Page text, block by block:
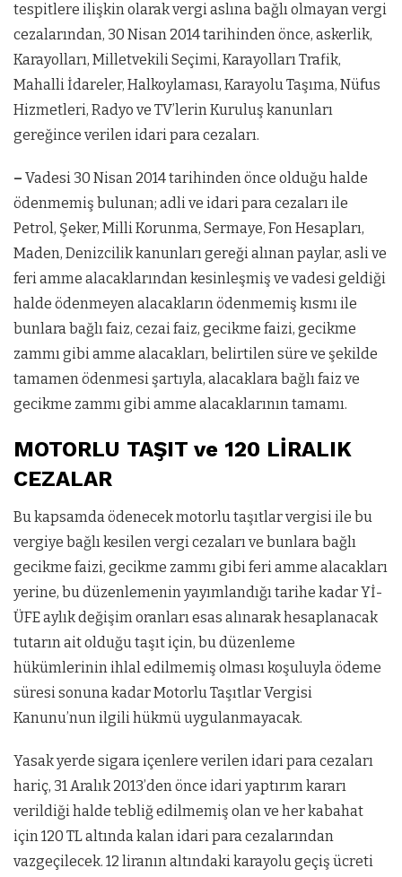
tespitlere ilişkin olarak vergi aslına bağlı olmayan vergi
cezalarından, 30 Nisan 2014 tarihinden önce, askerlik,
Karayolları, Milletvekili Seçimi, Karayolları Trafik,
Mahalli İdareler, Halkoylaması, Karayolu Taşıma, Nüfus
Hizmetleri, Radyo ve TV’lerin Kuruluş kanunları
gereğince verilen idari para cezaları.
– Vadesi 30 Nisan 2014 tarihinden önce olduğu halde
ödenmemiş bulunan; adli ve idari para cezaları ile
Petrol, Şeker, Milli Korunma, Sermaye, Fon Hesapları,
Maden, Denizcilik kanunları gereği alınan paylar, asli ve
feri amme alacaklarından kesinleşmiş ve vadesi geldiği
halde ödenmeyen alacakların ödenmemiş kısmı ile
bunlara bağlı faiz, cezai faiz, gecikme faizi, gecikme
zammı gibi amme alacakları, belirtilen süre ve şekilde
tamamen ödenmesi şartıyla, alacaklara bağlı faiz ve
gecikme zammı gibi amme alacaklarının tamamı.
MOTORLU TAŞIT ve 120 LİRALIK
CEZALAR
Bu kapsamda ödenecek motorlu taşıtlar vergisi ile bu
vergiye bağlı kesilen vergi cezaları ve bunlara bağlı
gecikme faizi, gecikme zammı gibi feri amme alacakları
yerine, bu düzenlemenin yayımlandığı tarihe kadar Yİ-
ÜFE aylık değişim oranları esas alınarak hesaplanacak
tutarın ait olduğu taşıt için, bu düzenleme
hükümlerinin ihlal edilmemiş olması koşuluyla ödeme
süresi sonuna kadar Motorlu Taşıtlar Vergisi
Kanunu’nun ilgili hükmü uygulanmayacak.
Yasak yerde sigara içenlere verilen idari para cezaları
hariç, 31 Aralık 2013’den önce idari yaptırım kararı
verildiği halde tebliğ edilmemiş olan ve her kabahat
için 120 TL altında kalan idari para cezalarından
vazgeçilecek. 12 liranın altındaki karayolu geçiş ücreti